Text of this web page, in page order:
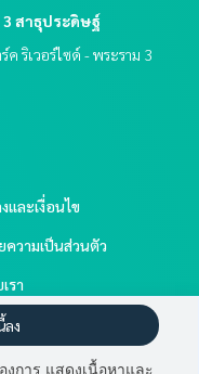
สาธุประดิษฐ์
ริเวอร์ไซด์ - พระราม 3
และเงื่อนไข
ความเป็นส่วนตัว
รา
กขาย-เช่า
งการ แสดงเนื้อหาและ
ง